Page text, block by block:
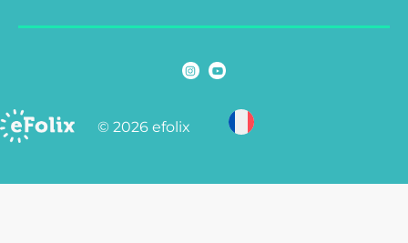
© 2026 efolix